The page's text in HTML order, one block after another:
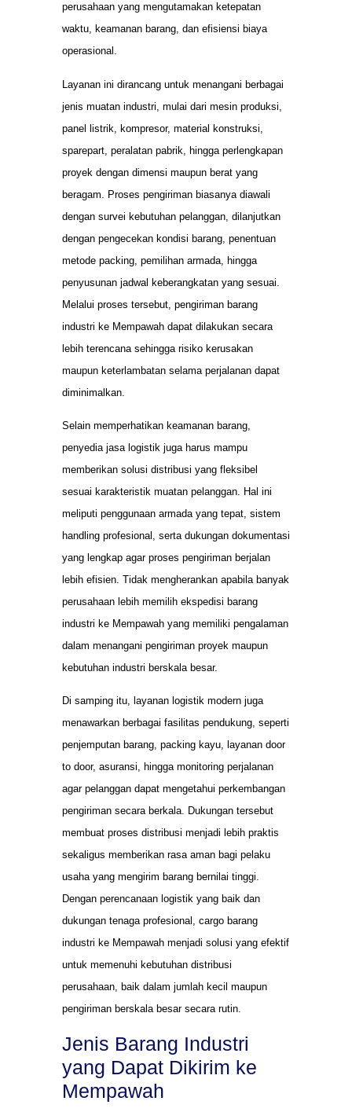
perusahaan yang mengutamakan ketepatan
waktu, keamanan barang, dan efisiensi biaya
operasional.
Layanan ini dirancang untuk menangani berbagai
jenis muatan industri, mulai dari mesin produksi,
panel listrik, kompresor, material konstruksi,
sparepart, peralatan pabrik, hingga perlengkapan
proyek dengan dimensi maupun berat yang
beragam. Proses pengiriman biasanya diawali
dengan survei kebutuhan pelanggan, dilanjutkan
dengan pengecekan kondisi barang, penentuan
metode packing, pemilihan armada, hingga
penyusunan jadwal keberangkatan yang sesuai.
Melalui proses tersebut, pengiriman barang
industri ke Mempawah dapat dilakukan secara
lebih terencana sehingga risiko kerusakan
maupun keterlambatan selama perjalanan dapat
diminimalkan.
Selain memperhatikan keamanan barang,
penyedia jasa logistik juga harus mampu
memberikan solusi distribusi yang fleksibel
sesuai karakteristik muatan pelanggan. Hal ini
meliputi penggunaan armada yang tepat, sistem
handling profesional, serta dukungan dokumentasi
yang lengkap agar proses pengiriman berjalan
lebih efisien. Tidak mengherankan apabila banyak
perusahaan lebih memilih ekspedisi barang
industri ke Mempawah yang memiliki pengalaman
dalam menangani pengiriman proyek maupun
kebutuhan industri berskala besar.
Di samping itu, layanan logistik modern juga
menawarkan berbagai fasilitas pendukung, seperti
penjemputan barang, packing kayu, layanan door
to door, asuransi, hingga monitoring perjalanan
agar pelanggan dapat mengetahui perkembangan
pengiriman secara berkala. Dukungan tersebut
membuat proses distribusi menjadi lebih praktis
sekaligus memberikan rasa aman bagi pelaku
usaha yang mengirim barang bernilai tinggi.
Dengan perencanaan logistik yang baik dan
dukungan tenaga profesional, cargo barang
industri ke Mempawah menjadi solusi yang efektif
untuk memenuhi kebutuhan distribusi
perusahaan, baik dalam jumlah kecil maupun
pengiriman berskala besar secara rutin.
Jenis Barang Industri
yang Dapat Dikirim ke
Mempawah